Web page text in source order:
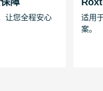
让您全程安心
适用
案。